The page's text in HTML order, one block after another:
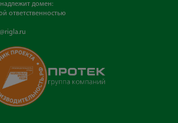
домен:
ответственностью